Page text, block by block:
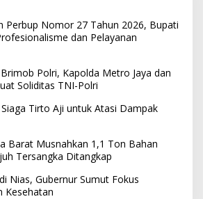
Perbup Nomor 27 Tahun 2026, Bupati
dan Pelayanan
Polri, Kapolda Metro Jaya dan
Soliditas TNI-Polri
Tirto Aji untuk Atasi Dampak
Barat Musnahkan 1,1 Ton Bahan
Tersangka Ditangkap
Nias, Gubernur Sumut Fokus
Kesehatan